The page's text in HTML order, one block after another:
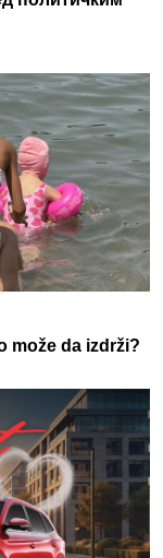
može da izdrži?